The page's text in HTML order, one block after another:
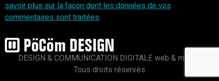
savoir plus sur la façon dont les données de vos
commentaires sont traitées.
DESIGN & COMMUNICATION DIGITALE web & mobile
Tous droits réservés